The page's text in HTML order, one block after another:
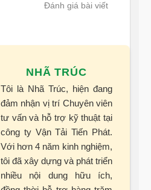
Đánh giá bài viết
NHÃ TRÚC
Tôi là Nhã Trúc, hiện đang
đảm nhận vị trí Chuyên viên
tư vấn và hỗ trợ kỹ thuật tại
công ty Vận Tải Tiến Phát.
Với hơn 4 năm kinh nghiệm,
tôi đã xây dựng và phát triển
nhiều nội dung hữu ích,